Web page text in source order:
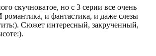
скучноватое, но с 3 серии все очень
романтика, и фантастика, и даже слезы
Сюжет интересный, закрученный,